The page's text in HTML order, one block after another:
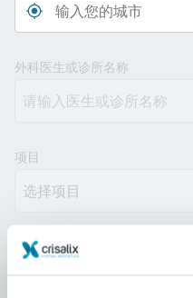
外科医生或诊所名称
项目
距离